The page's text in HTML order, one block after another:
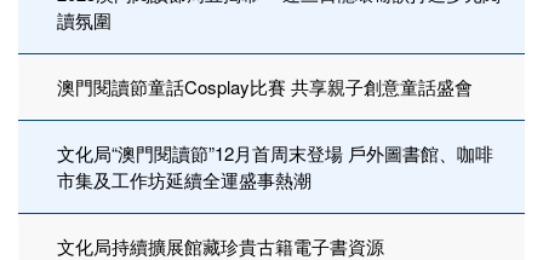
讀氛圍
澳門閱讀節童話Cosplay比賽 共享親子創意童話盛會
文化局“澳門閱讀節”12月首周末登場 戶外圖書館、咖啡
市集及工作坊延續全運盛事熱潮
文化局持續擴展館藏珍貴古籍電子書資源